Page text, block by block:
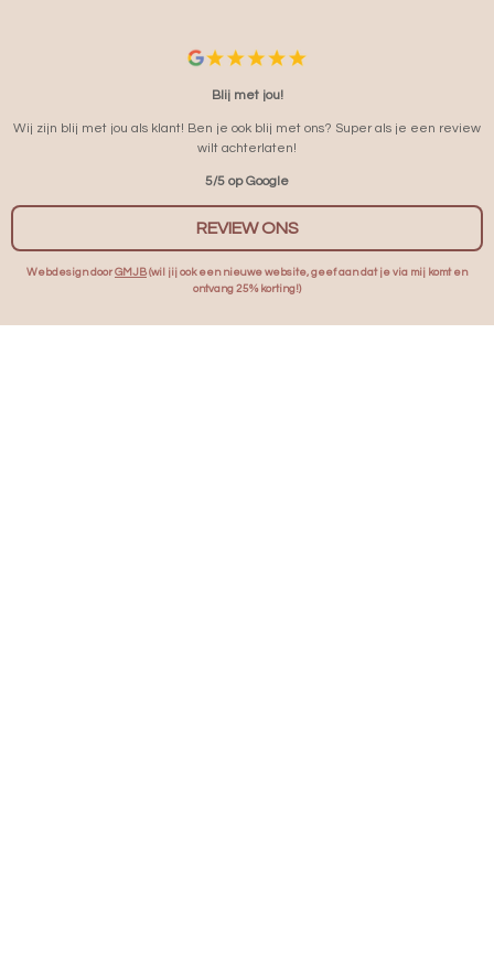
O
O
A
G
R
M
Blij met jou!
Wij zijn blij met jou als klant! Ben je ook blij met ons? Super als je een review
wilt achterlaten!
5/5 op Google
REVIEW ONS
Webdesign door GMJB (wil jij ook een nieuwe website, geef aan dat je via mij komt en
ontvang 25% korting!)